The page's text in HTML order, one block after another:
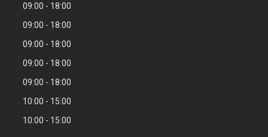
09:00
18:00
09:00
18:00
09:00
18:00
09:00
18:00
09:00
18:00
10:00
15:00
10:00
15:00